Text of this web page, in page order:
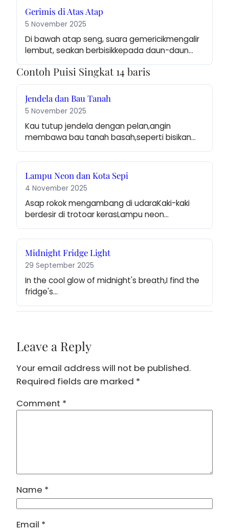
Gerimis di Atas Atap
5 November 2025
Di bawah atap seng, suara gemericikmengalir
lembut, seakan berbisikkepada daun-daun…
Contoh Puisi Singkat 14 baris
Jendela dan Bau Tanah
5 November 2025
Kau tutup jendela dengan pelan,angin
membawa bau tanah basah,seperti bisikan…
Lampu Neon dan Kota Sepi
4 November 2025
Asap rokok mengambang di udaraKaki-kaki
berdesir di trotoar kerasLampu neon…
Midnight Fridge Light
29 September 2025
In the cool glow of midnight's breath,I find the
fridge's…
Leave a Reply
Your email address will not be published.
Required fields are marked *
Comment *
Name *
Email *